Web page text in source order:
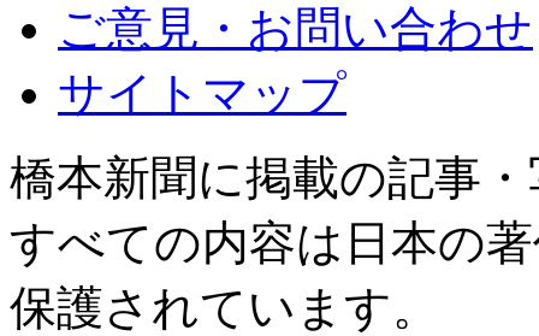
ご意見・お問い合わせ
サイトマップ
橋本新聞に掲載の記事
すべての内容は日本の
保護されています。